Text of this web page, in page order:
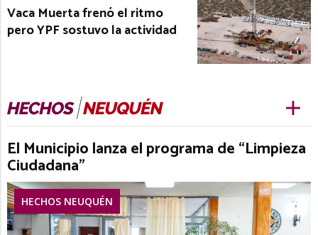
Vaca Muerta frenó el ritmo
pero YPF sostuvo la actividad
El Municipio lanza el programa de “Limpieza
Ciudadana”
HECHOS NEUQUÉN